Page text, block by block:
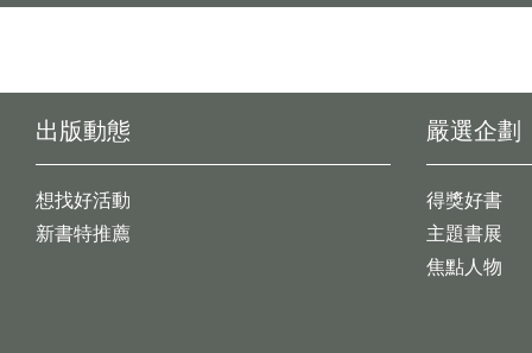
出版動態
想找好活動
新書特推薦
嚴選企劃
得獎好書
主題書展
焦點人物